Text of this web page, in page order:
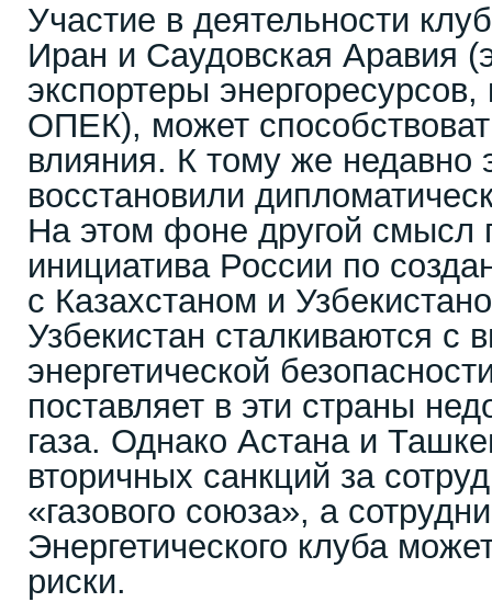
Участие в деятельности
Иран и Саудовская Аравия
экспортеры
ОПЕК), может
влияния. К тому же недавно
восстановили
На этом фоне другой смысл
инициатива России по
с Казахстаном и
Узбекистан сталкиваются с
энергетической
поставляет в эти страны
газа. Однако Астана и
вторичных санкций за
«газового союза», а
Энергетического клуба
риски.